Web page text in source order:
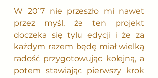
W 2017 nie przeszło mi nawet
przez myśl, że ten projekt
doczeka się tylu edycji i że za
każdym razem będę miał wielką
radość przygotowując kolejną, a
potem stawiając pierwszy krok